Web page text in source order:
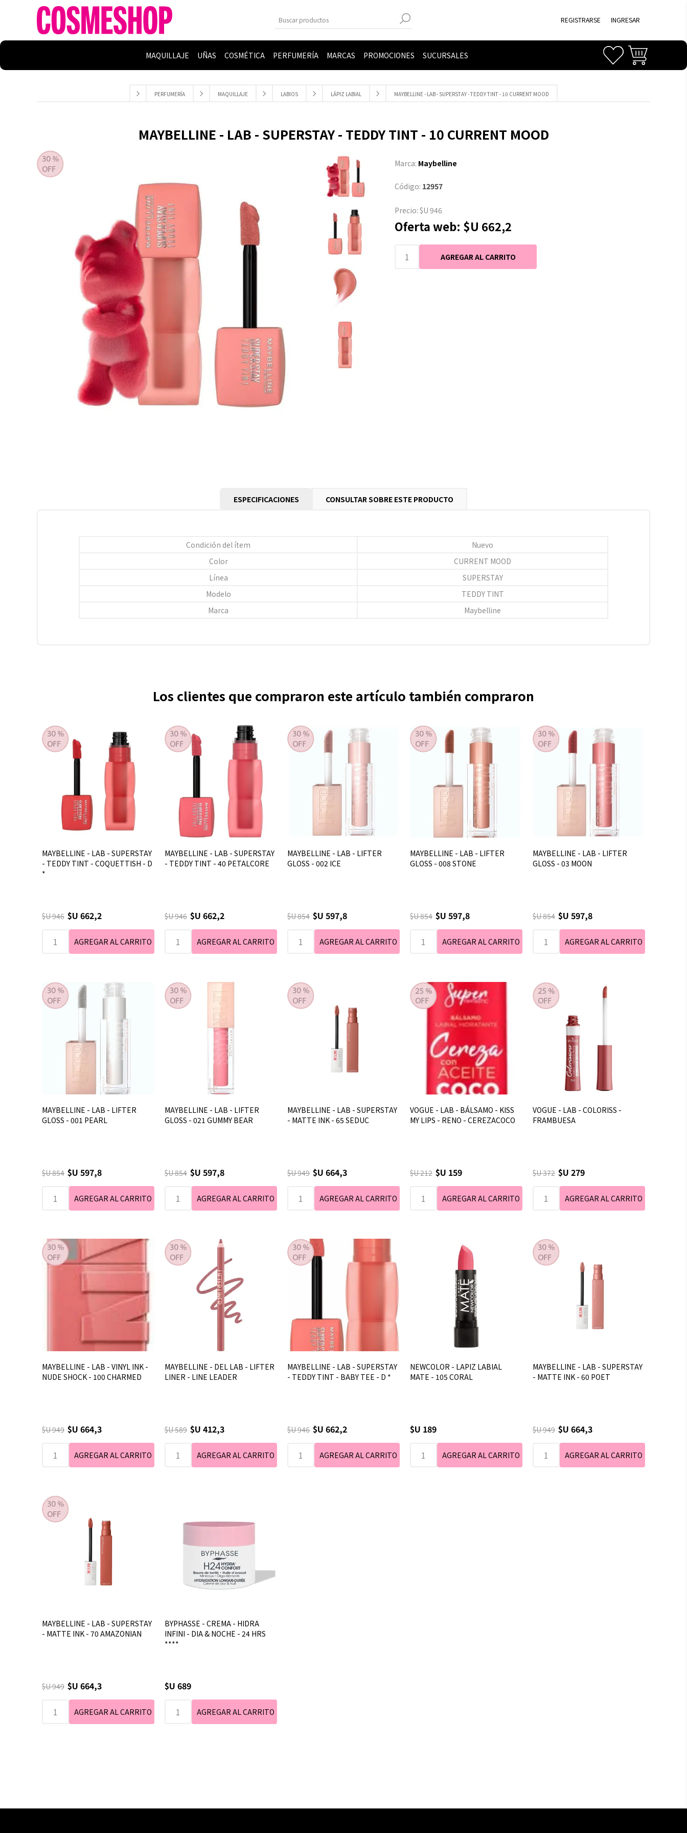
REGISTRARSE INGRESAR
MAQUILLAJE UÑAS COSMÉTICA PERFUMERÍA MARCAS PROMOCIONES SUCURSALES
PERFUMERÍA MAQUILLAJE LABIOS LÁPIZ LABIAL MAYBELLINE - LAB - SUPERSTAY - TEDDY TINT - 10 CURRENT MOOD
MAYBELLINE - LAB - SUPERSTAY - TEDDY TINT - 10 CURRENT MOOD
Marca: Maybelline
Código: 12957
Precio: $U 946
Oferta web: $U 662,2
ESPECIFICACIONES CONSULTAR SOBRE ESTE PRODUCTO
Condición del ítem
Nuevo
Color
CURRENT MOOD
Línea
SUPERSTAY
Modelo
TEDDY TINT
Marca
Maybelline
Los clientes que compraron este artículo también compraron
MAYBELLINE - LAB - SUPERSTAY
- TEDDY TINT - COQUETTISH - D
*
$U 946 $U 662,2
MAYBELLINE - LAB - SUPERSTAY
- TEDDY TINT - 40 PETALCORE
$U 946 $U 662,2
MAYBELLINE - LAB - LIFTER
GLOSS - 002 ICE
$U 854 $U 597,8
MAYBELLINE - LAB - LIFTER
GLOSS - 008 STONE
$U 854 $U 597,8
MAYBELLINE - LAB - LIFTER
GLOSS - 03 MOON
$U 854 $U 597,8
MAYBELLINE - LAB - LIFTER
GLOSS - 001 PEARL
$U 854 $U 597,8
MAYBELLINE - LAB - LIFTER
GLOSS - 021 GUMMY BEAR
$U 854 $U 597,8
MAYBELLINE - LAB - SUPERSTAY
- MATTE INK - 65 SEDUC
$U 949 $U 664,3
VOGUE - LAB - BÁLSAMO - KISS
MY LIPS - RENO - CEREZACOCO
$U 212 $U 159
VOGUE - LAB - COLORISS -
FRAMBUESA
$U 372 $U 279
MAYBELLINE - LAB - VINYL INK -
NUDE SHOCK - 100 CHARMED
$U 949 $U 664,3
MAYBELLINE - DEL LAB - LIFTER
LINER - LINE LEADER
$U 589 $U 412,3
MAYBELLINE - LAB - SUPERSTAY
- TEDDY TINT - BABY TEE - D *
$U 946 $U 662,2
NEWCOLOR - LAPIZ LABIAL
MATE - 105 CORAL
$U 189
MAYBELLINE - LAB - SUPERSTAY
- MATTE INK - 60 POET
$U 949 $U 664,3
MAYBELLINE - LAB - SUPERSTAY
- MATTE INK - 70 AMAZONIAN
$U 949 $U 664,3
BYPHASSE - CREMA - HIDRA
INFINI - DIA & NOCHE - 24 HRS
****
$U 689